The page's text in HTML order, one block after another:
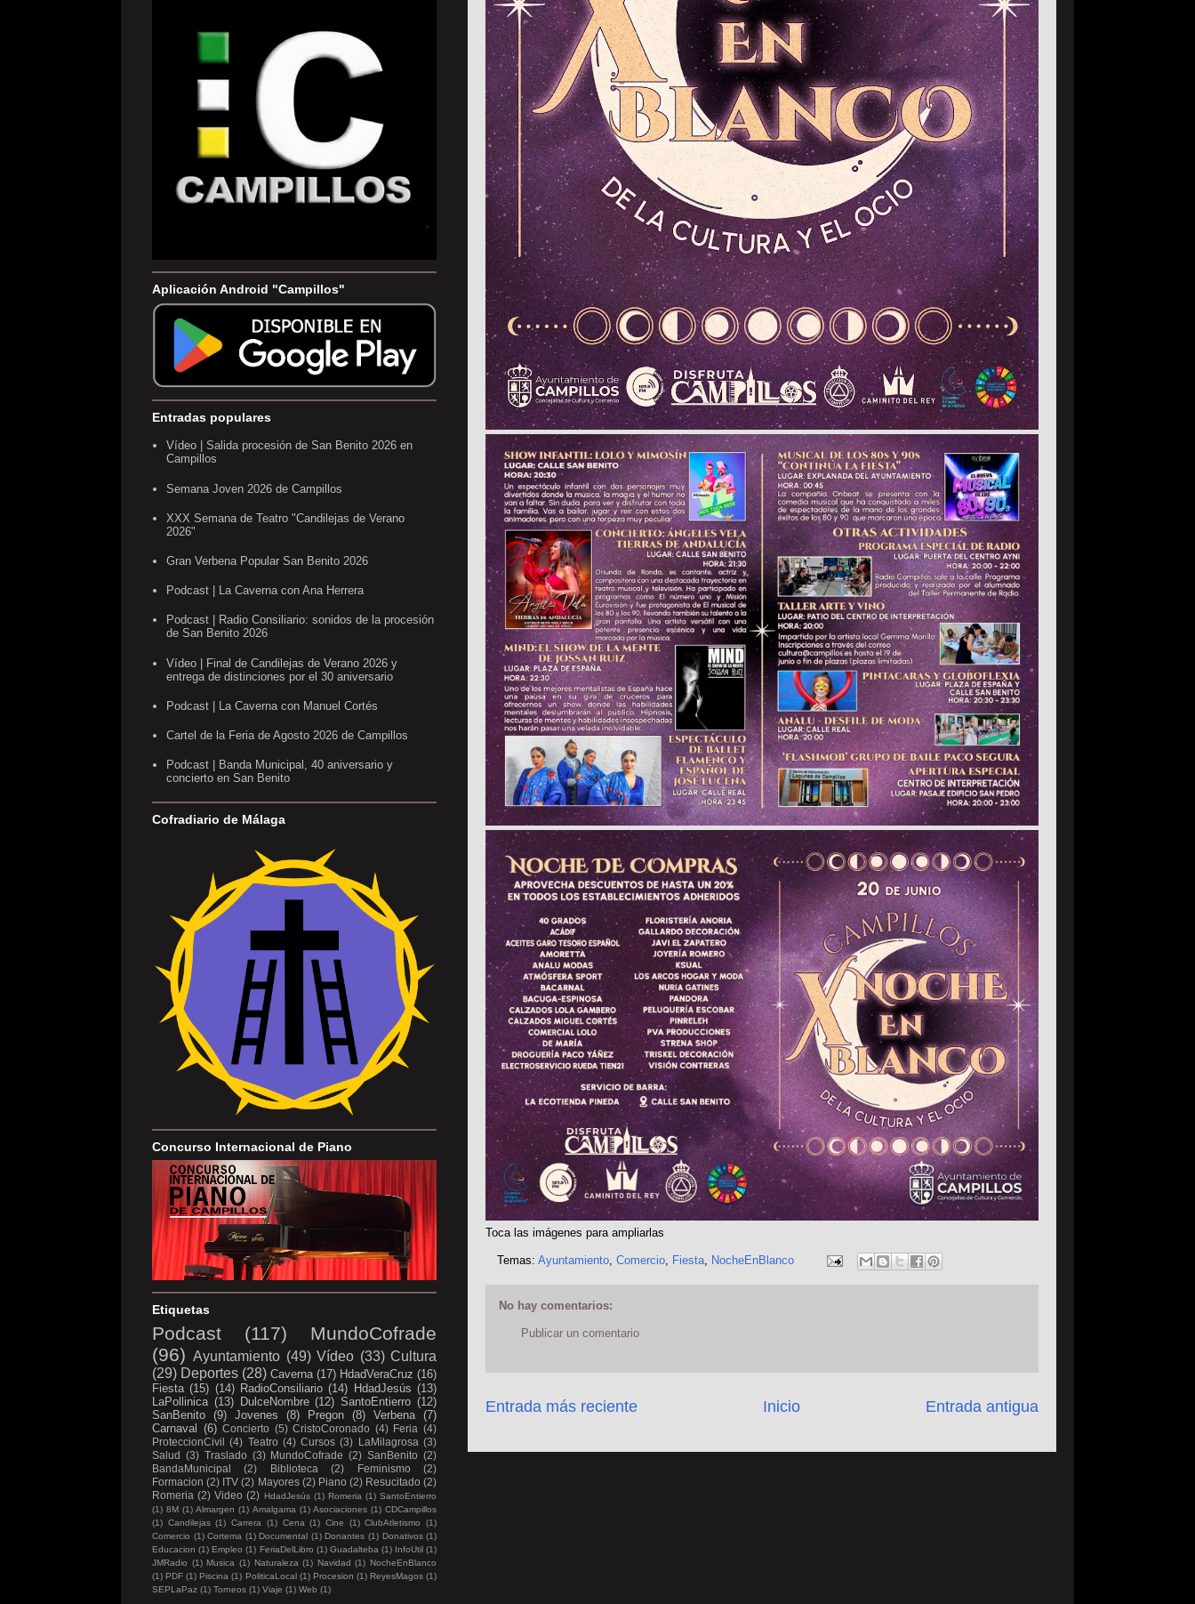
Toca las imágenes para ampliarlas
Temas: Ayuntamiento, Comercio, Fiesta, NocheEnBlanco
No hay comentarios:
Publicar un comentario
Entrada más reciente Entrada antigua
Inicio
Aplicación Android "Campillos"
Entradas populares
Vídeo | Salida procesión de San Benito 2026 en
Campillos
Semana Joven 2026 de Campillos
XXX Semana de Teatro "Candilejas de Verano
2026"
Gran Verbena Popular San Benito 2026
Podcast | La Caverna con Ana Herrera
Podcast | Radio Consiliario: sonidos de la procesión
de San Benito 2026
Vídeo | Final de Candilejas de Verano 2026 y
entrega de distinciones por el 30 aniversario
Podcast | La Caverna con Manuel Cortés
Cartel de la Feria de Agosto 2026 de Campillos
Podcast | Banda Municipal, 40 aniversario y
concierto en San Benito
Cofradiario de Málaga
Concurso Internacional de Piano
Etiquetas
Podcast (117)
MundoCofrade
(96) Ayuntamiento (49) Vídeo (33) Cultura
(29) Deportes (28) Caverna (17) HdadVeraCruz (16)
Fiesta (15) (14) RadioConsiliario (14) HdadJesús (13)
LaPollinica (13) DulceNombre (12) SantoEntierro (12)
SanBenito (9) Jovenes (8) Pregon (8) Verbena (7)
Carnaval (6) Concierto (5) CristoCoronado (4) Feria (4)
ProteccionCivil (4) Teatro (4) Cursos (3) LaMilagrosa (3)
Salud (3) Traslado (3) MundoCofrade (2) SanBenito (2)
BandaMunicipal
(2) Biblioteca (2) Feminismo
(2)
Formacion (2) ITV (2) Mayores (2) Piano (2) Resucitado (2)
Romeria (2) Video (2) HdadJesús (1) Romeria (1) SantoEntierro
(1) 8M (1) Almargen (1) Amalgama (1) Asociaciones (1) CDCampillos
(1) Candilejas (1) Carrera (1) Cena (1) Cine (1) ClubAtletismo
(1)
Comercio (1) Cortema (1) Documental (1) Donantes (1) Donativos (1)
Educacion (1) Empleo (1) FeriaDelLibro (1) Guadalteba (1) InfoUtil (1)
JMRadio (1) Musica (1) Naturaleza (1) Navidad (1) NocheEnBlanco
(1) PDF (1) Piscina (1) PoliticaLocal (1) Procesion (1) ReyesMagos (1)
SEPLaPaz (1) Torneos (1) Viaje (1) Web (1)